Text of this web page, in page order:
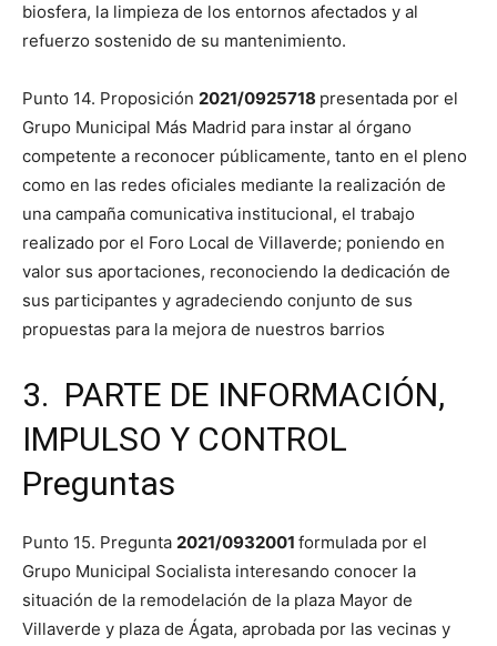
biosfera, la limpieza de los entornos afectados y al
refuerzo sostenido de su mantenimiento.
Punto 14. Proposición 2021/0925718 presentada por el
Grupo Municipal Más Madrid para instar al órgano
competente a reconocer públicamente, tanto en el pleno
como en las redes oficiales mediante la realización de
una campaña comunicativa institucional, el trabajo
realizado por el Foro Local de Villaverde; poniendo en
valor sus aportaciones, reconociendo la dedicación de
sus participantes y agradeciendo conjunto de sus
propuestas para la mejora de nuestros barrios
3. PARTE DE INFORMACIÓN,
IMPULSO Y CONTROL
Preguntas
Punto 15. Pregunta 2021/0932001 formulada por el
Grupo Municipal Socialista interesando conocer la
situación de la remodelación de la plaza Mayor de
Villaverde y plaza de Ágata, aprobada por las vecinas y